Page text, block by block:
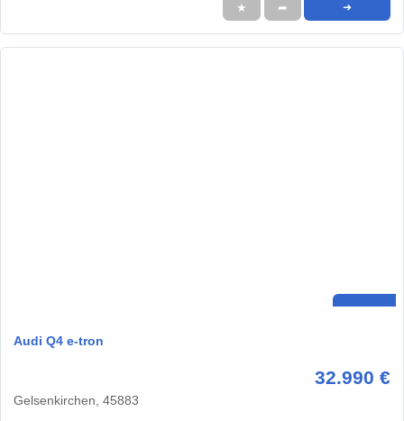
★ ➦ ➜
Audi Q4 e-tron
32.990 €
Gelsenkirchen, 45883